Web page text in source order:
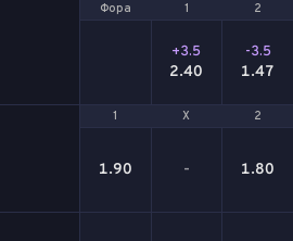
Фора 1 2
Фора 1 2
+3.5
2.40
-3.5
1.47
1 Х 2
1 Х 2
1.90 - 1.80